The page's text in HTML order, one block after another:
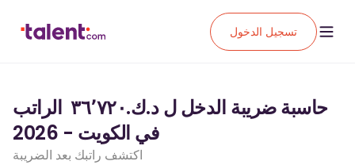
تسجيل الدخول
حاسبة ضريبة الدخل ل د.ك.‏٣٦٬٧٢٠ ‏ الراتب
في الكويت - 2026
اكتشف راتبك بعد الضريبة